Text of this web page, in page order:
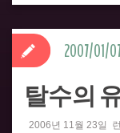
탈수의
2006년 11월 23일
2007/01/